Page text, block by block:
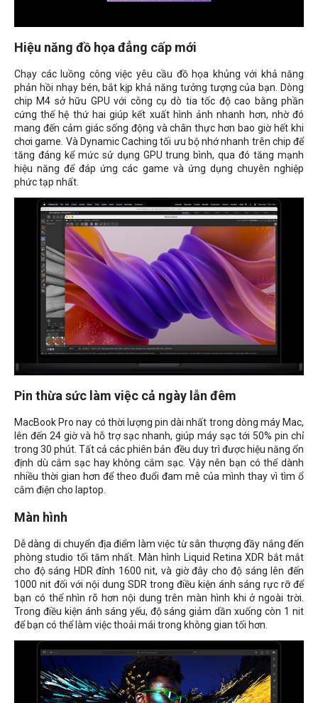
Hiệu năng đồ họa đẳng cấp mới
Chạy các luồng công việc yêu cầu đồ họa khủng với khả năng
phản hồi nhạy bén, bắt kịp khả năng tưởng tượng của bạn. Dòng
chip M4 sở hữu GPU với công cụ dò tia tốc độ cao bằng phần
cứng thế hệ thứ hai giúp kết xuất hình ảnh nhanh hơn, nhờ đó
mang đến cảm giác sống động và chân thực hơn bao giờ hết khi
chơi game. Và Dynamic Caching tối ưu bộ nhớ nhanh trên chip để
tăng đáng kể mức sử dụng GPU trung bình, qua đó tăng mạnh
hiệu năng để đáp ứng các game và ứng dụng chuyên nghiệp
phức tạp nhất.
Pin thừa sức làm việc cả ngày lẫn đêm
MacBook Pro nay có thời lượng pin dài nhất trong dòng máy Mac,
lên đến 24 giờ và hỗ trợ sạc nhanh, giúp máy sạc tới 50% pin chỉ
trong 30 phút. Tất cả các phiên bản đều duy trì được hiệu năng ổn
định dù cắm sạc hay không cắm sạc. Vậy nên bạn có thể dành
nhiều thời gian hơn để theo đuổi đam mê của mình thay vì tìm ổ
cắm điện cho laptop.
Màn hình
Dễ dàng di chuyển địa điểm làm việc từ sân thượng đầy nắng đến
phòng studio tối tăm nhất. Màn hình Liquid Retina XDR bắt mắt
cho độ sáng HDR đỉnh 1600 nit, và giờ đây cho độ sáng lên đến
1000 nit đối với nội dung SDR trong điều kiện ánh sáng rực rỡ để
bạn có thể nhìn rõ hơn nội dung trên màn hình khi ở ngoài trời.
Trong điều kiện ánh sáng yếu, độ sáng giảm dần xuống còn 1 nit
để bạn có thể làm việc thoải mái trong không gian tối hơn.